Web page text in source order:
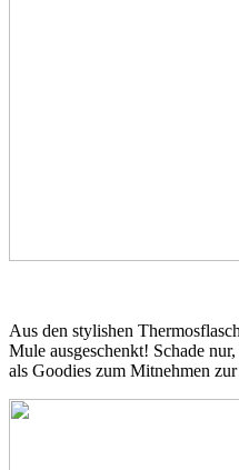
Aus den stylishen
Mule ausgeschenkt! Schade
als Goodies zum Mitnehmen